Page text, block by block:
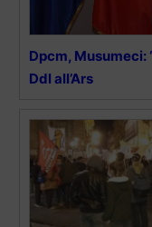
Dpcm, Musumeci:
Ddl all’Ars